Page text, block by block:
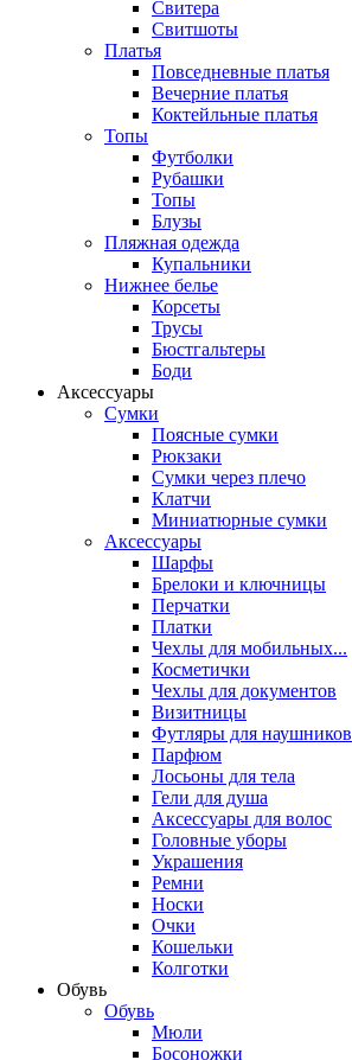
Свитера
Свитшоты
Платья
Повседневные платья
Вечерние платья
Коктейльные платья
Топы
Футболки
Рубашки
Топы
Блузы
Пляжная одежда
Купальники
Нижнее белье
Корсеты
Трусы
Бюстгальтеры
Боди
Аксессуары
Сумки
Поясные сумки
Рюкзаки
Сумки через плечо
Клатчи
Миниатюрные сумки
Аксессуары
Шарфы
Брелоки и ключницы
Перчатки
Платки
Чехлы для мобильных...
Косметички
Чехлы для документов
Визитницы
Футляры для наушников
Парфюм
Лосьоны для тела
Гели для душа
Аксессуары для волос
Головные уборы
Украшения
Ремни
Носки
Очки
Кошельки
Колготки
Обувь
Обувь
Мюли
Босоножки